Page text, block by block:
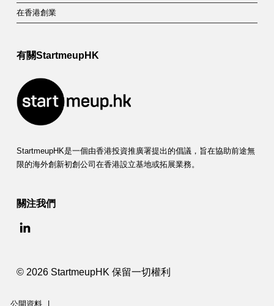
在香港創業
有關StartmeupHK
StartmeupHK是一個由香港投資推廣署提出的倡議，旨在協助前途無
限的海外創新初創公司在香港設立基地或拓展業務。
關注我們
© 2026 StartmeupHK 保留一切權利
公開資料